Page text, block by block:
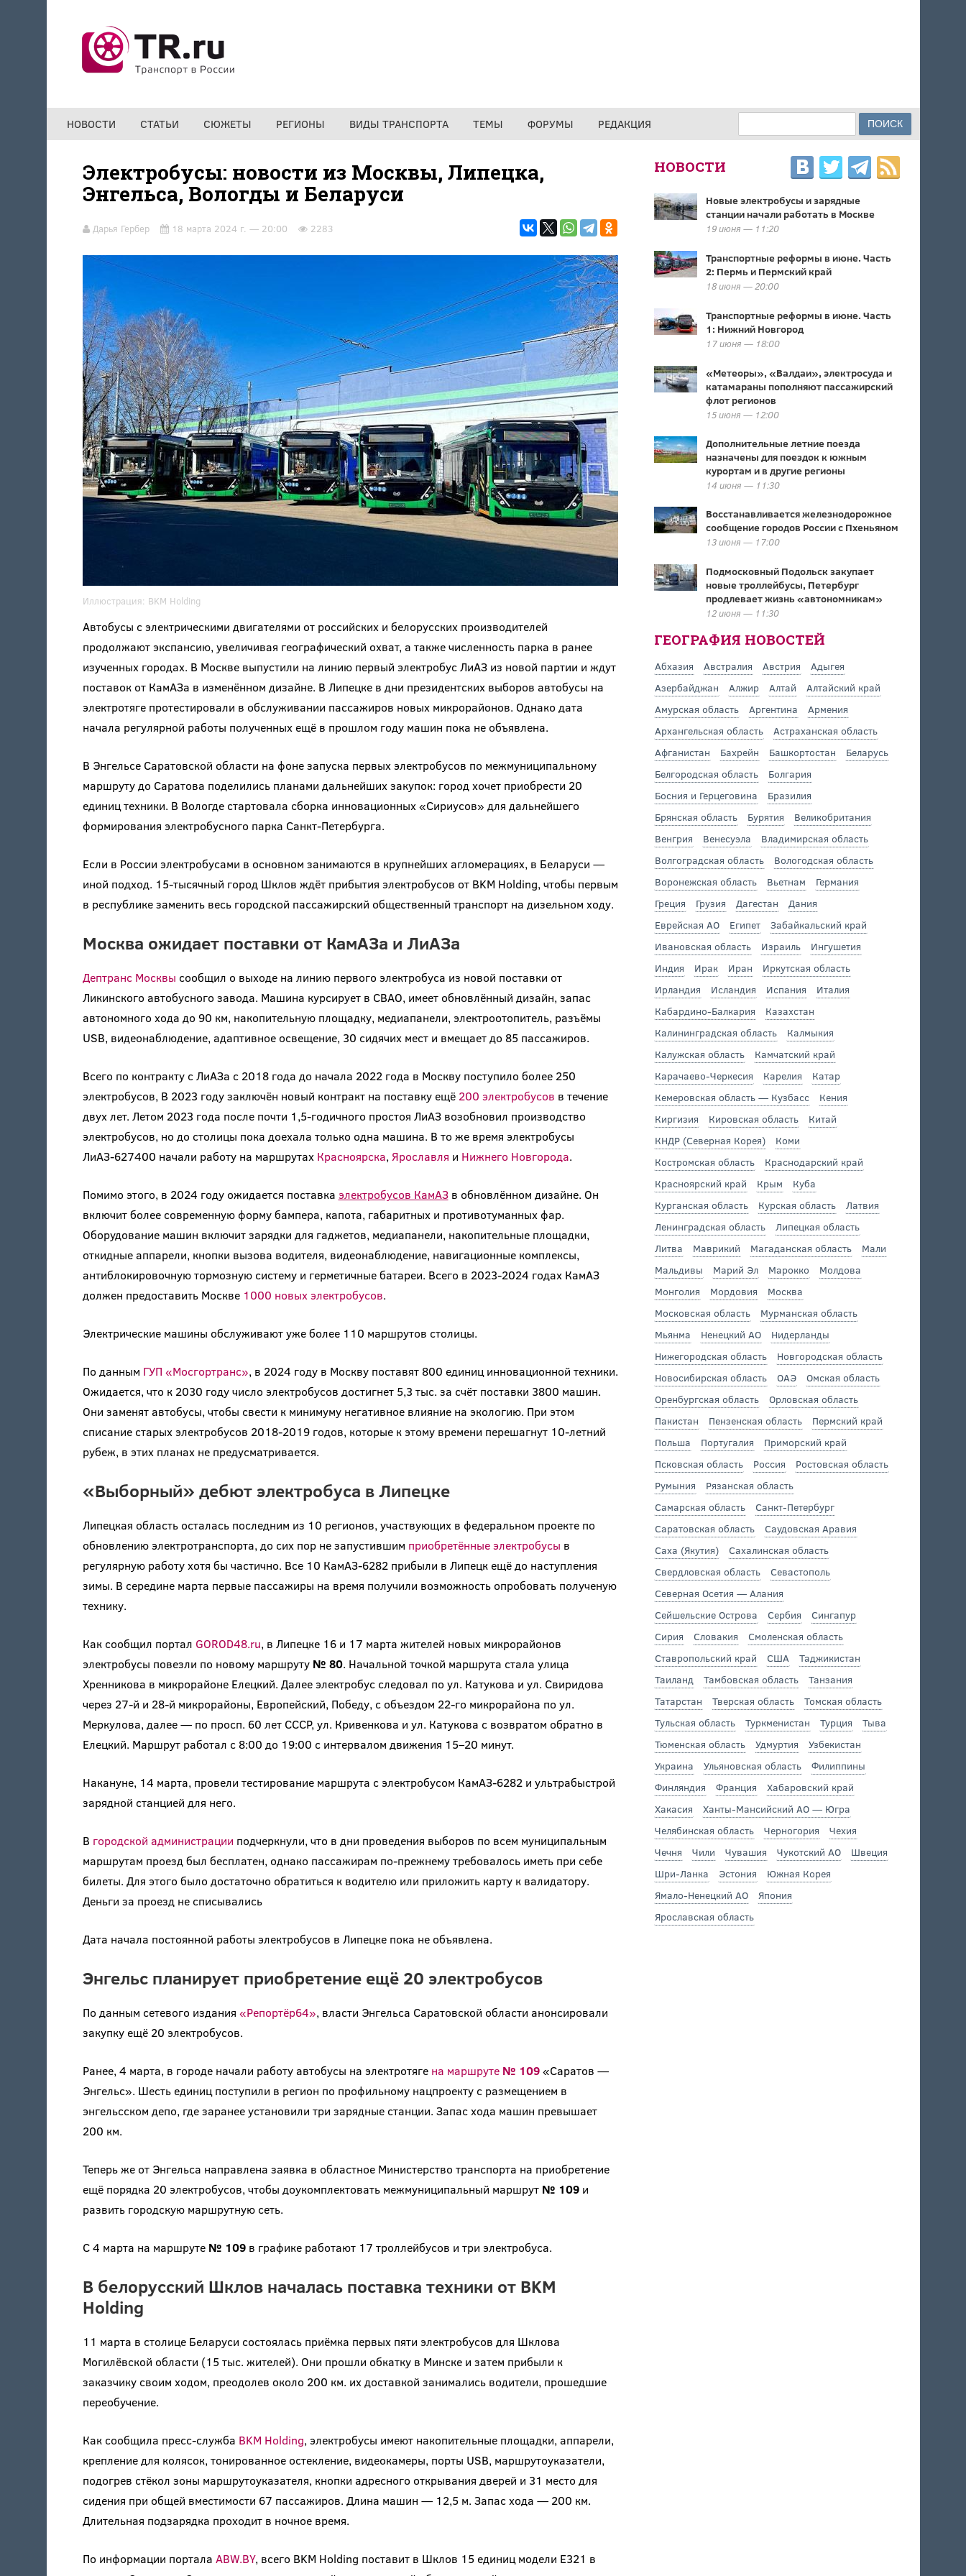
НОВОСТИ СТАТЬИ СЮЖЕТЫ РЕГИОНЫ ВИДЫ ТРАНСПОРТА ТЕМЫ ФОРУМЫ РЕДАКЦИЯ ФОРМА ПОИСКА
Электробусы: новости из Москвы, Липецка,
Энгельса, Вологды и Беларуси
Дарья Гербер 18 марта 2024 г. — 20:00 2283
Иллюстрация: BKM Holding
Автобусы с электрическими двигателями от российских и белорусских производителей
продолжают экспансию, увеличивая географический охват, а также численность парка в ранее
изученных городах. В Москве выпустили на линию первый электробус ЛиАЗ из новой партии и ждут
поставок от КамАЗа в изменённом дизайне. В Липецке в дни президентских выборов автобусы на
электротяге протестировали в обслуживании пассажиров новых микрорайонов. Однако дата
начала регулярной работы полученных ещё в прошлом году машин пока не объявлена.
В Энгельсе Саратовской области на фоне запуска первых электробусов по межмуниципальному
маршруту до Саратова поделились планами дальнейших закупок: город хочет приобрести 20
единиц техники. В Вологде стартовала сборка инновационных «Сириусов» для дальнейшего
формирования электробусного парка Санкт-Петербурга.
Если в России электробусами в основном занимаются в крупнейших агломерациях, в Беларуси —
иной подход. 15-тысячный город Шклов ждёт прибытия электробусов от BKM Holding, чтобы первым
в республике заменить весь городской пассажирский общественный транспорт на дизельном ходу.
Москва ожидает поставки от КамАЗа и ЛиАЗа
Дептранс Москвы сообщил о выходе на линию первого электробуса из новой поставки от
Ликинского автобусного завода. Машина курсирует в СВАО, имеет обновлённый дизайн, запас
автономного хода до 90 км, накопительную площадку, медиапанели, электроотопитель, разъёмы
USB, видеонаблюдение, адаптивное освещение, 30 сидячих мест и вмещает до 85 пассажиров.
Всего по контракту с ЛиАЗа с 2018 года до начала 2022 года в Москву поступило более 250
электробусов, В 2023 году заключён новый контракт на поставку ещё 200 электробусов в течение
двух лет. Летом 2023 года после почти 1,5-годичного простоя ЛиАЗ возобновил производство
электробусов, но до столицы пока доехала только одна машина. В то же время электробусы
ЛиАЗ-627400 начали работу на маршрутах Красноярска, Ярославля и Нижнего Новгорода.
Помимо этого, в 2024 году ожидается поставка электробусов КамАЗв обновлённом дизайне. Он
включит более современную форму бампера, капота, габаритных и противотуманных фар.
Оборудование машин включит зарядки для гаджетов, медиапанели, накопительные площадки,
откидные аппарели, кнопки вызова водителя, видеонаблюдение, навигационные комплексы,
антиблокировочную тормозную систему и герметичные батареи. Всего в 2023-2024 годах КамАЗ
должен предоставить Москве 1000 новых электробусов.
Электрические машины обслуживают уже более 110 маршрутов столицы.
По данным ГУП «Мосгортранс», в 2024 году в Москву поставят 800 единиц инновационной техники.
Ожидается, что к 2030 году число электробусов достигнет 5,3 тыс. за счёт поставки 3800 машин.
Они заменят автобусы, чтобы свести к минимуму негативное влияние на экологию. При этом
списание старых электробусов 2018-2019 годов, которые к этому времени перешагнут 10-летний
рубеж, в этих планах не предусматривается.
«Выборный» дебют электробуса в Липецке
Липецкая область осталась последним из 10 регионов, участвующих в федеральном проекте по
обновлению электротранспорта, до сих пор не запустившим приобретённые электробусы в
регулярную работу хотя бы частично. Все 10 КамАЗ-6282 прибыли в Липецк ещё до наступления
зимы. В середине марта первые пассажиры на время получили возможность опробовать полученую
технику.
Как сообщил портал GOROD48.ru, в Липецке 16 и 17 марта жителей новых микрорайонов
электробусы повезли по новому маршруту № 80. Начальной точкой маршрута стала улица
Хренникова в микрорайоне Елецкий. Далее электробус следовал по ул. Катукова и ул. Свиридова
через 27-й и 28-й микрорайоны, Европейский, Победу, с объездом 22-го микрорайона по ул.
Меркулова, далее — по просп. 60 лет СССР, ул. Кривенкова и ул. Катукова с возвратом обратно в
Елецкий. Маршрут работал с 8:00 до 19:00 с интервалом движения 15–20 минут.
Накануне, 14 марта, провели тестирование маршрута с электробусом КамАЗ-6282 и ультрабыстрой
зарядной станцией для него.
В городской администрации подчеркнули, что в дни проведения выборов по всем муниципальным
маршрутам проезд был бесплатен, однако пассажирам по-прежнему требовалось иметь при себе
билеты. Для этого было достаточно обратиться к водителю или приложить карту к валидатору.
Деньги за проезд не списывались
Дата начала постоянной работы электробусов в Липецке пока не объявлена.
Энгельс планирует приобретение ещё 20 электробусов
По данным сетевого издания «Репортёр64», власти Энгельса Саратовской области анонсировали
закупку ещё 20 электробусов.
Ранее, 4 марта, в городе начали работу автобусы на электротяге на маршруте № 109«Саратов —
Энгельс». Шесть единиц поступили в регион по профильному нацпроекту с размещением в
энгельсском депо, где заранее установили три зарядные станции. Запас хода машин превышает
200 км.
Теперь же от Энгельса направлена заявка в областное Министерство транспорта на приобретение
ещё порядка 20 электробусов, чтобы доукомплектовать межмуниципальный маршрут № 109и
развить городскую маршрутную сеть.
С 4 марта на маршруте № 109в графике работают 17 троллейбусов и три электробуса.
В белорусский Шклов началась поставка техники от BKM
Holding
11 марта в столице Беларуси состоялась приёмка первых пяти электробусов для Шклова
Могилёвской области (15 тыс. жителей). Они прошли обкатку в Минске и затем прибыли к
заказчику своим ходом, преодолев около 200 км. их доставкой занимались водители, прошедшие
переобучение.
Как сообщила пресс-служба BKM Holding, электробусы имеют накопительные площадки, аппарели,
крепление для колясок, тонированное остекление, видеокамеры, порты USB, маршрутоуказатели,
подогрев стёкол зоны маршрутоуказателя, кнопки адресного открывания дверей и 31 место для
сидения при общей вместимости 67 пассажиров. Длина машин — 12,5 м. Запас хода — 200 км.
Длительная подзарядка проходит в ночное время.
По информации портала ABW.BY, всего BKM Holding поставит в Шклов 15 единиц модели Е321 в
НОВОСТИ
Новые электробусы и зарядные
станции начали работать в Москве
19 июня — 11:20
Транспортные реформы в июне. Часть
2: Пермь и Пермский край
18 июня — 20:00
Транспортные реформы в июне. Часть
1: Нижний Новгород
17 июня — 18:00
«Метеоры», «Валдаи», электросуда и
катамараны пополняют пассажирский
флот регионов
15 июня — 12:00
Дополнительные летние поезда
назначены для поездок к южным
курортам и в другие регионы
14 июня — 11:30
Восстанавливается железнодорожное
сообщение городов России с Пхеньяном
13 июня — 17:00
Подмосковный Подольск закупает
новые троллейбусы, Петербург
продлевает жизнь «автономникам»
12 июня — 11:30
ГЕОГРАФИЯ НОВОСТЕЙ
Абхазия Австралия Австрия
Адыгея
Азербайджан
Алжир Алтай
Алтайский край
Амурская область
Аргентина
Армения
Архангельская область
Астраханская область
Афганистан
Бахрейн Башкортостан
Беларусь
Белгородская область
Болгария
Босния и Герцеговина
Бразилия
Брянская область
Бурятия
Великобритания
Венгрия
Венесуэла
Владимирская область
Волгоградская область
Вологодская область
Воронежская область
Вьетнам
Германия
Греция
Грузия Дагестан
Дания
Еврейская АО
Египет
Забайкальский край
Ивановская область
Израиль
Ингушетия
Индия
Ирак Иран
Иркутская область
Ирландия
Исландия Испания
Италия
Кабардино-Балкария
Казахстан
Калининградская область
Калмыкия
Калужская область
Камчатский край
Карачаево-Черкесия
Карелия
Катар
Кемеровская область — Кузбасс
Кения
Киргизия
Кировская область
Китай
КНДР (Северная Корея)
Коми
Костромская область
Краснодарский край
Красноярский край
Крым
Куба
Курганская область
Курская область
Латвия
Ленинградская область
Липецкая область
Литва
Маврикий Магаданская область
Мали
Мальдивы
Марий Эл Марокко
Молдова
Монголия
Мордовия
Москва
Московская область
Мурманская область
Мьянма
Ненецкий АО
Нидерланды
Нижегородская область
Новгородская область
Новосибирская область
ОАЭ
Омская область
Оренбургская область
Орловская область
Пакистан
Пензенская область
Пермский край
Польша
Португалия
Приморский край
Псковская область
Россия
Ростовская область
Румыния
Рязанская область
Самарская область
Санкт-Петербург
Саратовская область
Саудовская Аравия
Саха (Якутия)
Сахалинская область
Свердловская область
Севастополь
Северная Осетия — Алания
Сейшельские Острова
Сербия
Сингапур
Сирия
Словакия
Смоленская область
Ставропольский край
США
Таджикистан
Таиланд
Тамбовская область
Танзания
Татарстан
Тверская область
Томская область
Тульская область
Туркменистан Турция
Тыва
Тюменская область
Удмуртия
Узбекистан
Украина
Ульяновская область
Филиппины
Финляндия
Франция
Хабаровский край
Хакасия
Ханты-Мансийский АО — Югра
Челябинская область
Черногория
Чехия
Чечня
Чили Чувашия Чукотский АО
Швеция
Шри-Ланка
Эстония
Южная Корея
Ямало-Ненецкий АО
Япония
Ярославская область